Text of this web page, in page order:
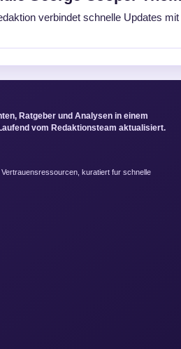
verbindet schnelle Updates
Ratgeber und Analysen in einem
vom Redaktionsteam aktualisiert.
kuratiert fur schnelle